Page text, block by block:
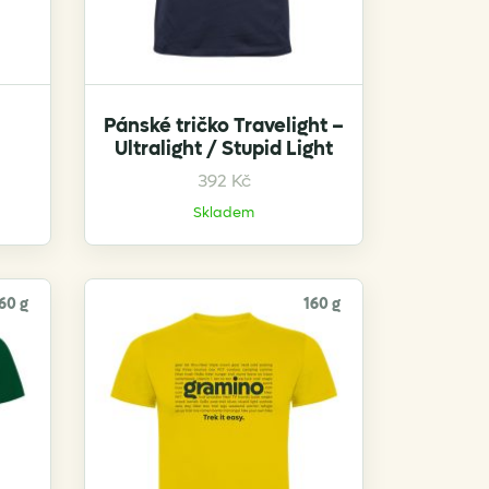
Pánské tričko Travelight –
Ultralight / Stupid Light
392 Kč
Skladem
This
product
variants.
The
options
may
be
chosen
g 160 g